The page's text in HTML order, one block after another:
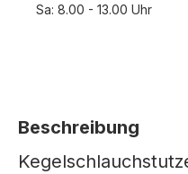
Sa: 8.00 - 13.00 Uhr
Beschreibung